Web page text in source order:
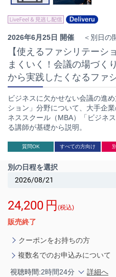
2026年6月25日 開催 ＜別日の
【使えるファシリテーシ
まくいく！会議の場づく
から実践したくなるファ
ビジネスに欠かせない会議の進
ション」分野について、大手企
ネススクール（MBA）「ビジネ
る講師が基礎から説明。
質問OK すべての方向け
別の日程を選択
24,200 円(税込)
販売終了
クーポンをお持ちの方
複数名でのお申込みについて
視聴時間:2時間24分
詳細へ